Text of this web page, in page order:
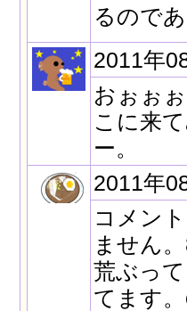
るので
2011年
おぉぉ
こに来
ー。
2011年
コメン
ません
荒ぶっ
てます